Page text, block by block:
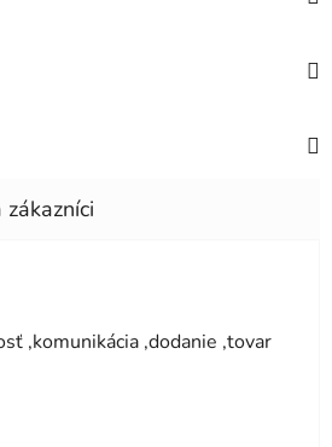
z 5 hviezdičiek.
,komunikácia ,dodanie ,tovar